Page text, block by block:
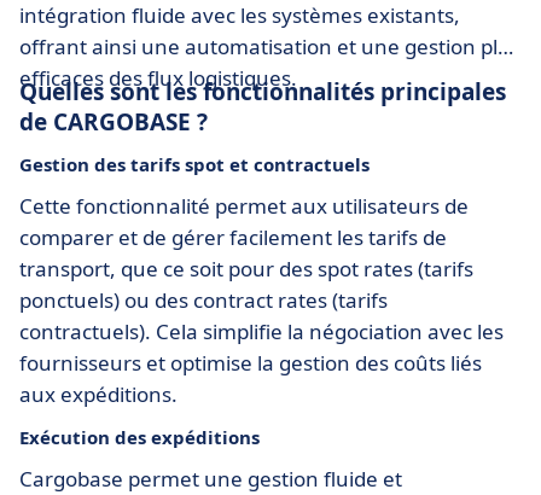
intégration fluide avec les systèmes existants,
offrant ainsi une automatisation et une gestion plus
efficaces des flux logistiques.
Quelles sont les fonctionnalités principales
de CARGOBASE ?
Gestion des tarifs spot et contractuels
Cette fonctionnalité permet aux utilisateurs de
comparer et de gérer facilement les tarifs de
transport, que ce soit pour des spot rates (tarifs
ponctuels) ou des contract rates (tarifs
contractuels). Cela simplifie la négociation avec les
fournisseurs et optimise la gestion des coûts liés
aux expéditions.
Exécution des expéditions
Cargobase permet une gestion fluide et